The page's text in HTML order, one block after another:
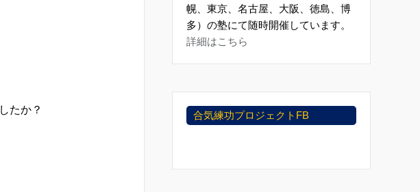
たか？
幌、東京、名古屋、大阪、徳島、博
多）の塾にて随時開催しています。
詳細はこちら
合気練功プロジェクトFB